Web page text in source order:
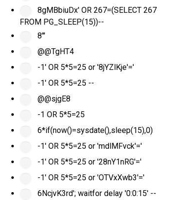
8gMBbiuDx' OR 267=(SELECT 267
FROM PG_SLEEP(15))--
8'"
@@TgHT4
-1' OR 5*5=25 or '8jYZlKje'='
-1' OR 5*5=25 --
@@sjgE8
-1 OR 5*5=25
6*if(now()=sysdate(),sleep(15),0)
-1' OR 5*5=25 or 'mdlMFvck'='
-1' OR 5*5=25 or '28nY1nRG'='
-1' OR 5*5=25 or 'OTVxXwb3'='
6NcjvK3rd'; waitfor delay '0:0:15' --